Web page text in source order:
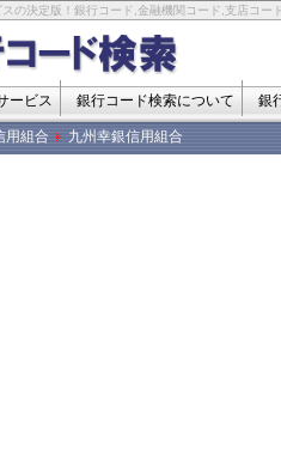
の決定版！銀行コード,金融機関コード,支店コー
ービス 銀行コード検索について 銀
用組合 九州幸銀信用組合